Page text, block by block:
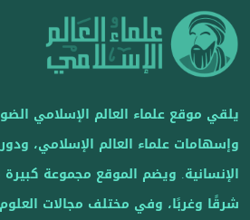
يلقي موقع علماء العالم الإسلامي
وإسهامات علماء العالم الإسلامي،
الإنسانية. ويضم الموقع مجموعة
شرقًا وغربًا، وفي مختلف مجالات العلوم